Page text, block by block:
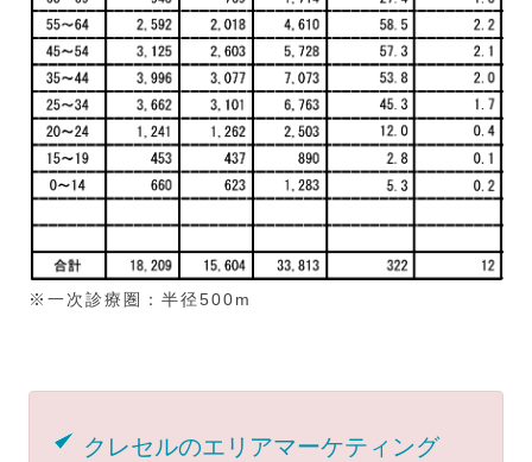
※一次診療圏：半径500m
クレセルのエリアマーケティング